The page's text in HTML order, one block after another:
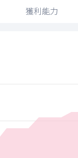
獲利能力